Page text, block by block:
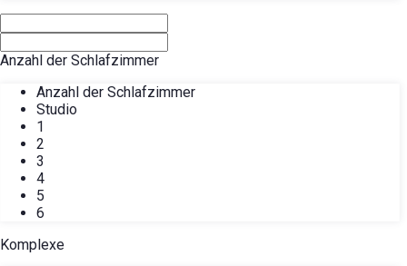
Anzahl der Schlafzimmer
Anzahl der Schlafzimmer
Studio
1
2
3
4
5
6
Komplexe